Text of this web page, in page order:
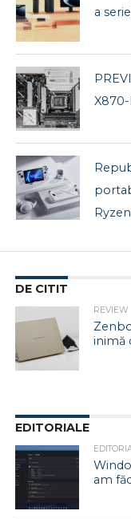
a
Ryzen
DE CITIT
REVIEW
inimă
EDITORIALE
am